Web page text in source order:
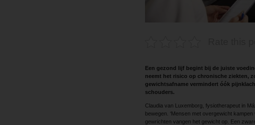
Een gezond lijf begint bij de juiste
neemt het risico op chronische ziekten,
gewichtsafname vermindert óók
schouders.
Claudia van Luxemborg, fysiotherapeut in
bewegen. ‘Mensen met overgewicht
gewrichten vangen het gewicht op. Een